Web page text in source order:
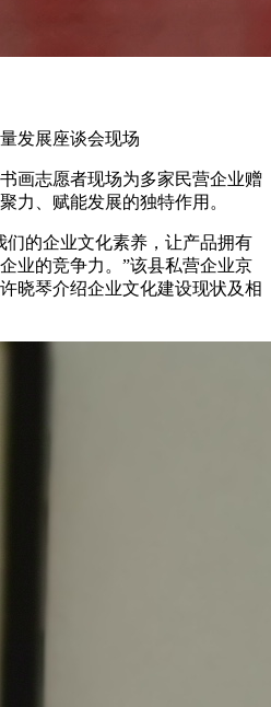
发展座谈会现场
画志愿者现场为多家民营企业赠
力、赋能发展的独特作用。
们的企业文化素养，让产品拥有
业的竞争力。”该县私营企业京
晓琴介绍企业文化建设现状及相